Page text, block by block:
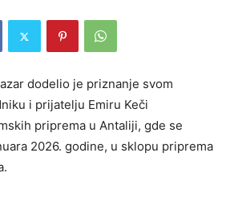
dodelio je priznanje svom
i prijatelju Emiru Keči
priprema u Antaliji, gde se
2026. godine, u sklopu priprema